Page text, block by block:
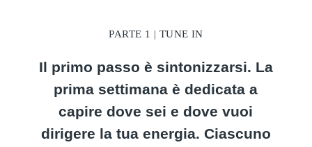
PARTE 1 | TUNE IN
Il primo passo è sintonizzarsi. La
prima settimana è dedicata a
capire dove sei e dove vuoi
dirigere la tua energia. Ciascuno